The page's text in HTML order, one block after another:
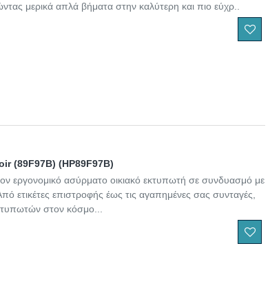
μερικά απλά βήματα στην καλύτερη και πιο εύχρ..
(89F97B) (HP89F97B)
εργονομικό ασύρματο οικιακό εκτυπωτή σε συνδυασμό με
ετικέτες επιστροφής έως τις αγαπημένες σας συνταγές,
στον κόσμο...